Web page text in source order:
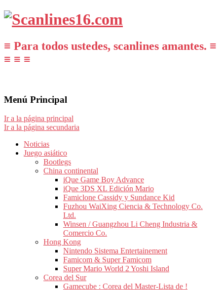
≡ Para todos ustedes, scanlines amantes. ≡
≡ ≡ ≡
Menú Principal
Ir a la página principal
Ir a la página secundaria
Noticias
Juego asiático
Bootlegs
China continental
iQue Game Boy Advance
iQue 3DS XL Edición Mario
Famiclone Cassidy y Sundance Kid
Fuzhou WaiXing Ciencia & Technology Co.
Ltd.
Winsen / Guangzhou Li Cheng Industria &
Comercio Co.
Hong Kong
Nintendo Sistema Entertainement
Famicom & Super Famicom
Super Mario World 2 Yoshi Island
Corea del Sur
Gamecube : Corea del Master-Lista de !